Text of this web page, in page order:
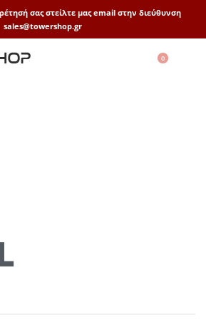
σας στείλτε μας email στην διεύθυνση
sales@towershop.gr
0